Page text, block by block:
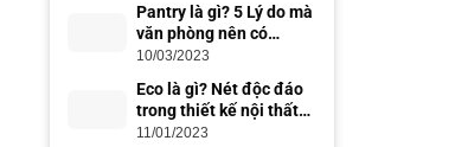
Pantry là gì? 5 Lý do mà
văn phòng nên có
Office Pantry
10/03/2023
Eco là gì? Nét độc đáo
trong thiết kế nội thất
Eco
11/01/2023